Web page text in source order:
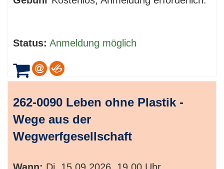
Status: Anmeldung möglich
262-0090 Leben ohne Plastik -
Wege aus der
Wegwerfgesellschaft